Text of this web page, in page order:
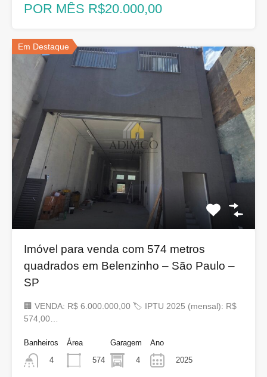
POR MÊS R$20.000,00
Em Destaque
Imóvel para venda com 574 metros
quadrados em Belenzinho – São Paulo –
SP
🏢 VENDA: R$ 6.000.000,00 🏷 IPTU 2025 (mensal): R$
574,00…
Banheiros
4
Área
574
Garagem
4
Ano
2025